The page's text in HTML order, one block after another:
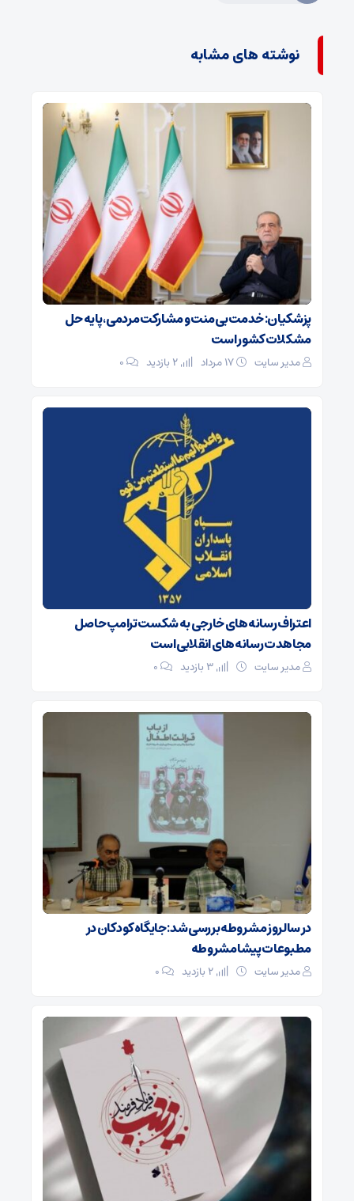
نوشته های مشابه
پزشکیان: خدمت بی‌منت و مشارکت مردمی، پایه حل
مشکلات کشور است
مدیر سایت ۰
اعتراف رسانه‌های خارجی به شکست ترامپ حاصل
مجاهدت رسانه‌های انقلابی است
مدیر سایت ۰
در سالروز مشروطه بررسی شد: جایگاه کودکان در
مطبوعات پیشامشروطه
مدیر سایت ۰